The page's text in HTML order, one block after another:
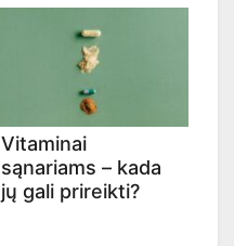
Vitaminai
sąnariams – kada
jų gali prireikti?